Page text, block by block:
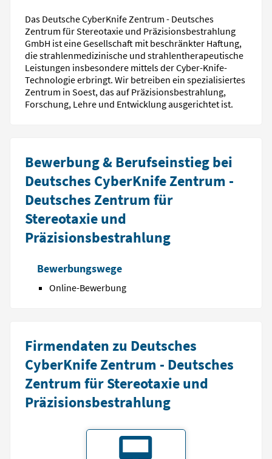
Das Deutsche CyberKnife Zentrum - Deutsches
Zentrum für Stereotaxie und Präzisionsbestrahlung
GmbH ist eine Gesellschaft mit beschränkter Haftung,
die strahlenmedizinische und strahlentherapeutische
Leistungen insbesondere mittels der Cyber-Knife-
Technologie erbringt. Wir betreiben ein spezialisiertes
Zentrum in Soest, das auf Präzisionsbestrahlung,
Forschung, Lehre und Entwicklung ausgerichtet ist.
Bewerbung & Berufseinstieg bei
Deutsches CyberKnife Zentrum -
Deutsches Zentrum für
Stereotaxie und
Präzisionsbestrahlung
Bewerbungswege
Online-Bewerbung
Firmendaten zu Deutsches
CyberKnife Zentrum - Deutsches
Zentrum für Stereotaxie und
Präzisionsbestrahlung